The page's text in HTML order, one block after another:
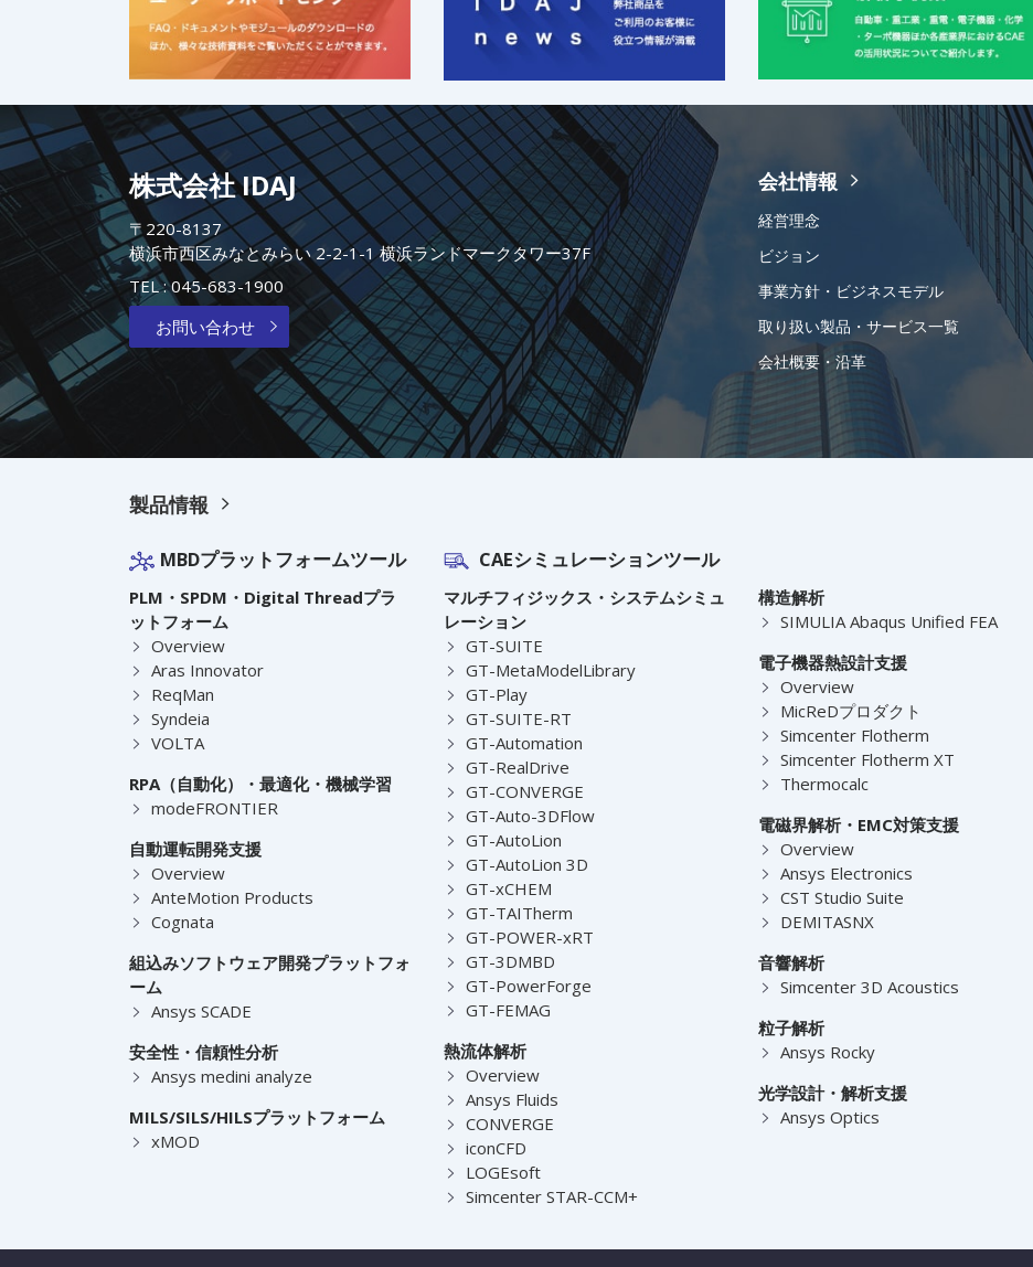
株式会社 IDAJ
〒220-8137
横浜市西区みなとみらい 2-2-1-1 横浜ランドマークタワー37F
TEL :045-683-1900
お問い合わせ
会社情報
経営理念
ビジョン
事業方針・ビジネスモデル
取り扱い製品・サービス一覧
会社概要・沿革
製品情報
MBDプラットフォームツール
PLM・SPDM・Digital Threadプラ
ットフォーム
Overview
Aras Innovator
ReqMan
Syndeia
VOLTA
RPA（自動化）・最適化・機械学習
modeFRONTIER
自動運転開発支援
Overview
AnteMotion Products
Cognata
組込みソフトウェア開発プラットフォ
ーム
Ansys SCADE
安全性・信頼性分析
Ansys medini analyze
MILS/SILS/HILSプラットフォーム
xMOD
CAEシミュレーションツール
マルチフィジックス・システムシミュ
レーション
GT-SUITE
GT-MetaModelLibrary
GT-Play
GT-SUITE-RT
GT-Automation
GT-RealDrive
GT-CONVERGE
GT-Auto-3DFlow
GT-AutoLion
GT-AutoLion 3D
GT-xCHEM
GT-TAITherm
GT-POWER-xRT
GT-3DMBD
GT-PowerForge
GT-FEMAG
熱流体解析
Overview
Ansys Fluids
CONVERGE
iconCFD
LOGEsoft
Simcenter STAR-CCM+
構造解析
SIMULIA Abaqus Unified FEA
電子機器熱設計支援
Overview
MicReDプロダクト
Simcenter Flotherm
Simcenter Flotherm XT
Thermocalc
電磁界解析・EMC対策支援
Overview
Ansys Electronics
CST Studio Suite
DEMITASNX
音響解析
Simcenter 3D Acoustics
粒子解析
Ansys Rocky
光学設計・解析支援
Ansys Optics